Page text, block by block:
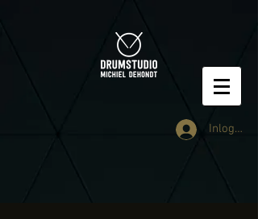
Inloggen